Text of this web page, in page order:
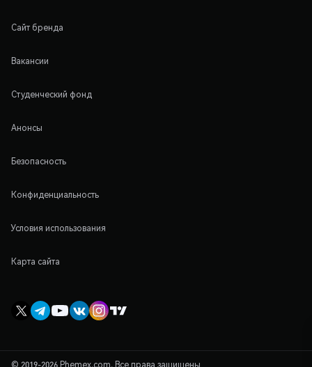
Сайт бренда
Вакансии
Студенческий фонд
Анонсы
Безопасность
Конфиденциальность
Условия использования
Карта сайта
© 2019-2026 Phemex.com. Все права защищены